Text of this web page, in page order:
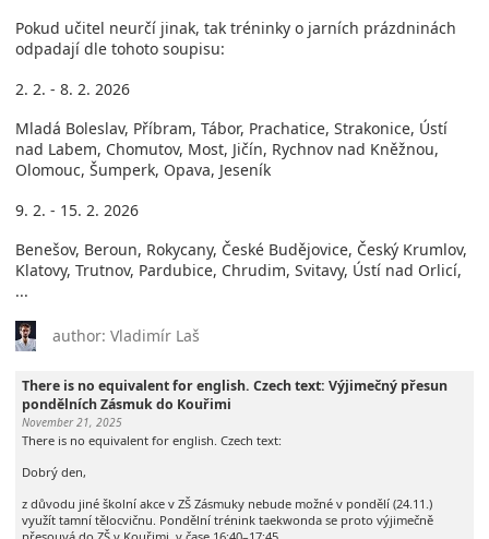
Pokud učitel neurčí jinak, tak tréninky o jarních prázdninách
odpadají dle tohoto soupisu:
2. 2. - 8. 2. 2026
Mladá Boleslav, Příbram, Tábor, Prachatice, Strakonice, Ústí
nad Labem, Chomutov, Most, Jičín, Rychnov nad Kněžnou,
Olomouc, Šumperk, Opava, Jeseník
9. 2. - 15. 2. 2026
Benešov, Beroun, Rokycany, České Budějovice, Český Krumlov,
Klatovy, Trutnov, Pardubice, Chrudim, Svitavy, Ústí nad Orlicí,
...
author: Vladimír Laš
There is no equivalent for english. Czech text: Výjimečný přesun
pondělních Zásmuk do Kouřimi
November 21, 2025
There is no equivalent for english. Czech text:
Dobrý den,
z důvodu jiné školní akce v ZŠ Zásmuky nebude možné v pondělí (24.11.)
využít tamní tělocvičnu. Pondělní trénink taekwonda se proto výjimečně